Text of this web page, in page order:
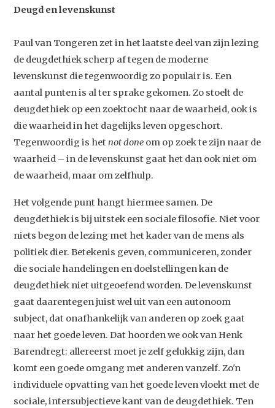
Home
Agenda
Video
Podcast
Artikelen
Contact
Deugd en levenskunst
Paul van Tongeren zet in het laatste deel van zijn lezing
de deugdethiek scherp af tegen de moderne
levenskunst die tegenwoordig zo populair is. Een
aantal punten is al ter sprake gekomen. Zo stoelt de
deugdethiek op een zoektocht naar de waarheid, ook is
die waarheid in het dagelijks leven opgeschort.
Tegenwoordig is hetnot done om op zoek te zijn naar de
waarheid – in de levenskunst gaat het dan ook niet om
de waarheid, maar om zelfhulp.
Het volgende punt hangt hiermee samen. De
deugdethiek is bij uitstek een sociale filosofie. Niet voor
niets begon de lezing met het kader van de mens als
politiek dier. Betekenis geven, communiceren, zonder
die sociale handelingen en doelstellingen kan de
deugdethiek niet uitgeoefend worden. De levenskunst
gaat daarentegen juist wel uit van een autonoom
subject, dat onafhankelijk van anderen op zoek gaat
naar het goede leven. Dat hoorden we ook van Henk
Barendregt: allereerst moet je zelf gelukkig zijn, dan
komt een goede omgang met anderen vanzelf. Zo'n
individuele opvatting van het goede leven vloekt met de
sociale, intersubjectieve kant van de deugdethiek. Ten